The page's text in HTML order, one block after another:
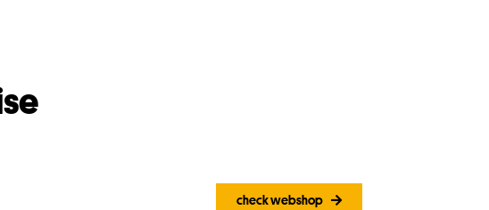
check webshop